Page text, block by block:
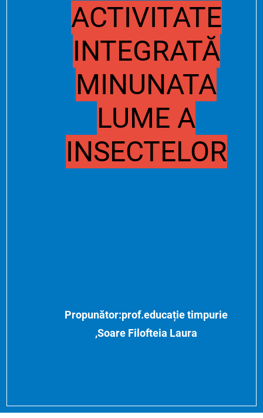
ACTIVITATE
INTEGRATĂ
MINUNATA
LUME A
INSECTELOR
Propunător:prof.educație timpurie
,Soare Filofteia Laura